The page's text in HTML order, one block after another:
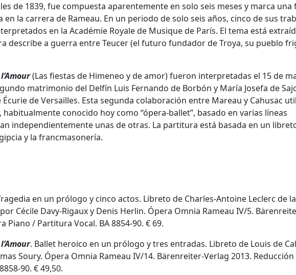
de 1839, fue compuesta aparentemente en solo seis meses y marca una
la carrera de Rameau. En un periodo de solo seis años, cinco de sus
en la Académie Royale de Musique de París. El tema está
describe a guerra entre Teucer (el futuro fundador de Troya, su pueblo
(Las fiestas de Himeneo y de amor) fueron interpretadas el 15 de
matrimonio del Delfín Luis Fernando de Borbón y María Josefa de
de Versailles. Esta segunda colaboración entre Mareau y Cahusac
habitualmente conocido hoy como “ópera-ballet”, basado en varias líneas
independientemente unas de otras. La partitura está basada en un
y la francmasonería.
en un prólogo y cinco actos. Libreto de Charles-Antoine Leclerc de la
Cécile Davy-Rigaux y Denis Herlin. Ópera Omnia Rameau IV/5.
Piano / Partitura Vocal. BA 8854-90. € 69.
. Ballet heroico en un prólogo y tres entradas. Libreto de Louis de
Soury. Ópera Omnia Rameau IV/14. Bärenreiter-Verlag 2013.
90. € 49,50.